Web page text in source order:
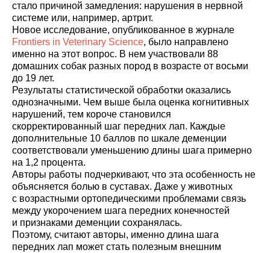
стало причиной замедления: нарушения в нервной
системе или, например, артрит.
Новое исследование, опубликованное в журнале
Frontiers in Veterinary Science, было направлено
именно на этот вопрос. В нем участвовали 88
домашних собак разных пород в возрасте от восьми
до 19 лет.
Результаты статистической обработки оказались
однозначными. Чем выше была оценка когнитивных
нарушений, тем короче становился
скорректированный шаг передних лап. Каждые
дополнительные 10 баллов по шкале деменции
соответствовали уменьшению длины шага примерно
на 1,2 процента.
Авторы работы подчеркивают, что эта особенность не
объясняется болью в суставах. Даже у животных
с возрастными ортопедическими проблемами связь
между укорочением шага передних конечностей
и признаками деменции сохранялась.
Поэтому, считают авторы, именно длина шага
передних лап может стать полезным внешним